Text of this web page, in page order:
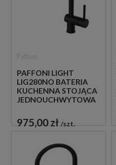
PAFFONI LIGHT
LIG280NO BATERIA
KUCHENNA STOJĄCA
JEDNOUCHWYTOWA
975,00 zł szt.